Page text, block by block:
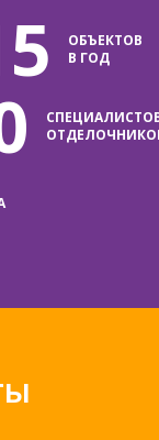
ОБЪЕКТОВ
В ГОД